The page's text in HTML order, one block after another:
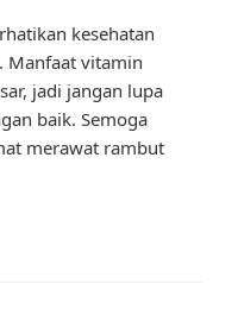
kesehatan
Manfaat vitamin
jadi jangan lupa
baik. Semoga
merawat rambut